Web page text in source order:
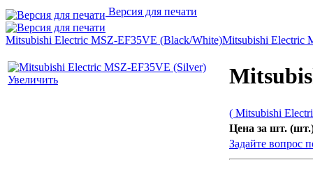
Версия для печати
Mitsubishi Electric MSZ-EF35VE (Black/White)Mitsubishi Electric
Увеличить
( Mitsubishi
Цена за шт.
Задайте вопрос